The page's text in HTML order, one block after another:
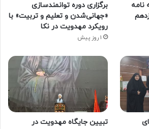
نامه
برگزاری دوره توانمندسازی
«جهانی‌شدن و تعلیم و تربیت» با
رویکرد مهدویت در نکا
1 روز پیش
تبیین جایگاه مهدویت در